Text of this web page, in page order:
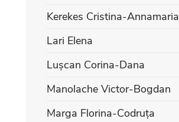
Kerekes Cristina-Annamaria
Lari Elena
Lușcan Corina-Dana
Manolache Victor-Bogdan
Marga Florina-Codruța